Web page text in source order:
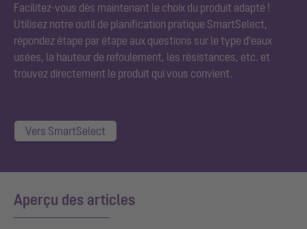
Facilitez-vous dès maintenant le choix du produit adapté !
Utilisez notre outil de planification pratique SmartSelect,
répondez étape par étape aux questions sur le type d'eaux
usées, la hauteur de refoulement, les résistances, etc. et
trouvez directement le produit qui vous convient.
Vers SmartSelect
Aperçu des articles